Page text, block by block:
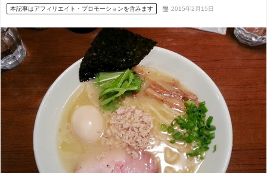
本記事はアフィリエイト・プロモーションを含みます 2015年2月15日